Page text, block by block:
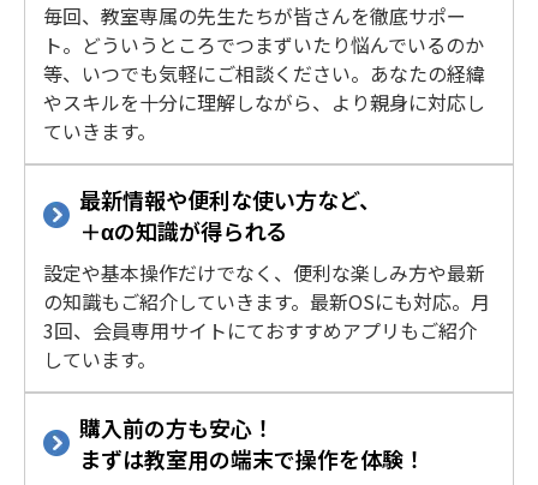
毎回、教室専属の先生たちが皆さんを徹底サポー
ト。どういうところでつまずいたり悩んでいるのか
等、いつでも気軽にご相談ください。あなたの経緯
やスキルを十分に理解しながら、より親身に対応し
ていきます。
最新情報や便利な使い方など、
＋αの知識が得られる
設定や基本操作だけでなく、便利な楽しみ方や最新
の知識もご紹介していきます。最新OSにも対応。月
3回、会員専用サイトにておすすめアプリもご紹介
しています。
購入前の方も安心！
まずは教室用の端末で操作を体験！